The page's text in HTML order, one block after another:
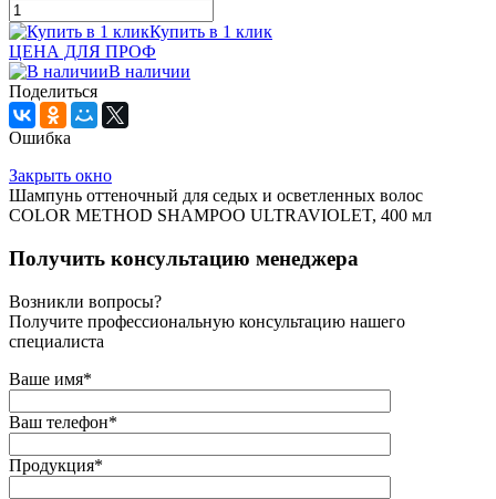
Купить в 1 клик
ЦЕНА ДЛЯ ПРОФ
В наличии
Поделиться
Ошибка
Закрыть окно
Шампунь оттеночный для седых и осветленных волос
COLOR METHOD SHAMPOO ULTRAVIOLET, 400 мл
Получить консультацию менеджера
Возникли вопросы?
Получите профессиональную консультацию нашего
специалиста
Ваше имя*
Ваш телефон*
Продукция*